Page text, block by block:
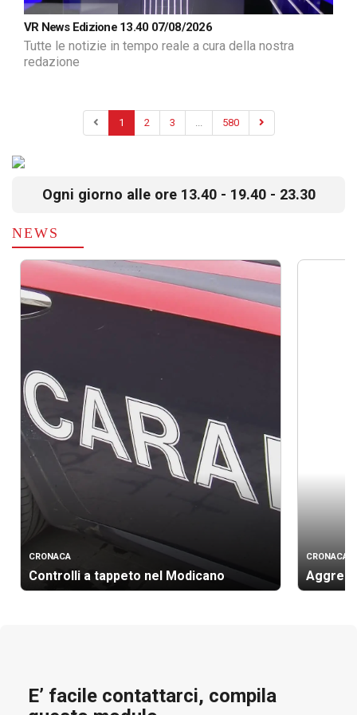
VR News Edizione 13.40 07/08/2026
Tutte le notizie in tempo reale a cura della nostra
redazione
1 2 3 580
Ogni giorno alle ore 13.40 - 19.40 - 23.30
NEWS
CRONACA
Controlli a tappeto nel Modicano
CRONACA
E’ facile contattarci, compila